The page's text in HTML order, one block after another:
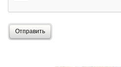
Отправить